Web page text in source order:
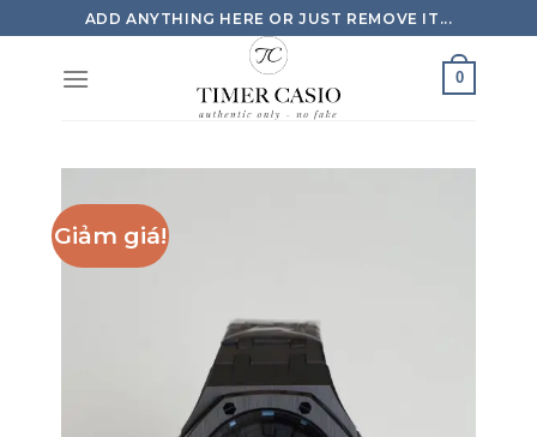
to
content
ADD ANYTHING HERE OR JUST REMOVE IT...
0
Giảm giá!